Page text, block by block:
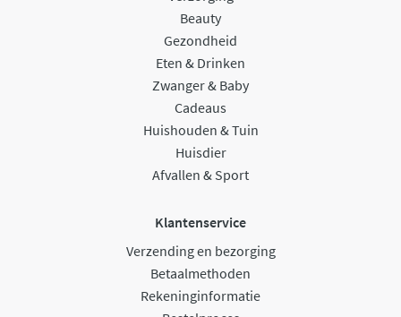
Beauty
Gezondheid
Eten & Drinken
Zwanger & Baby
Cadeaus
Huishouden & Tuin
Huisdier
Afvallen & Sport
Klantenservice
Verzending en bezorging
Betaalmethoden
Rekeninginformatie